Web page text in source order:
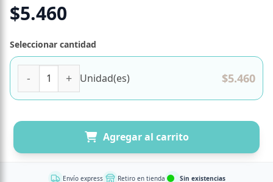
$5.460
Seleccionar cantidad
Unidad(es) $5.460
Agregar al carrito
Envío express Retiro en tienda Sin existencias